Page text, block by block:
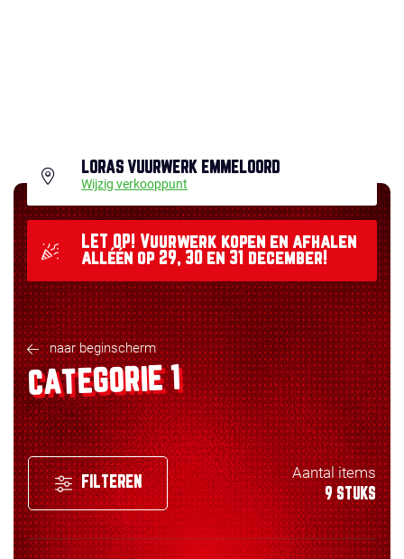
LORAS VUURWERK EMMELOORD
Wijzig verkooppunt
LET OP! Vuurwerk kopen en afhalen
alléén op 29, 30 en 31 december!
naar beginscherm
CATEGORIE 1
FILTEREN
Aantal items
9 STUKS